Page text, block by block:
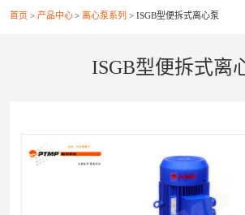
021-56037469
+86-21-56386999
首页 产品中心 离心泵系列 ISGB型便拆式离心泵
ISGB型便拆式离